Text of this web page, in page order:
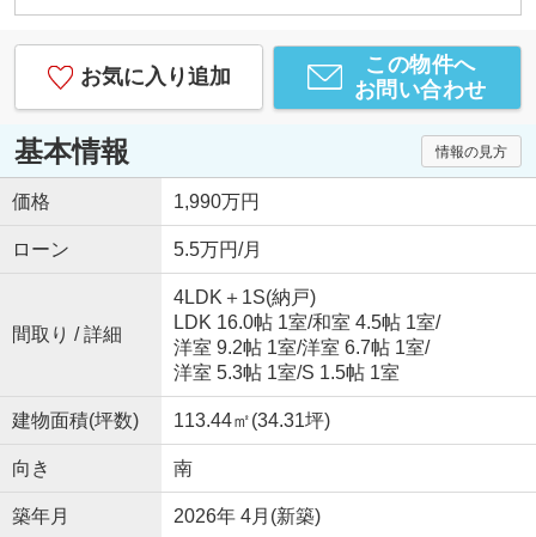
お気に入り追加
この物件へ
お問い合わせ
基本情報 情報の見方
価格 1,990万円
ローン 5.5万円/月
間取り / 詳細
4LDK＋1S(納戸)
LDK 16.0帖 1室/和室 4.5帖 1室/
洋室 9.2帖 1室/洋室 6.7帖 1室/
洋室 5.3帖 1室/S 1.5帖 1室
建物面積(坪数) 113.44㎡(34.31坪)
向き 南
築年月 2026年 4月(新築)